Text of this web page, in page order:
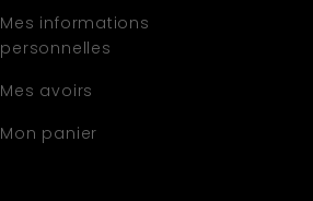
Mes informations
personnelles
Mes avoirs
Mon panier